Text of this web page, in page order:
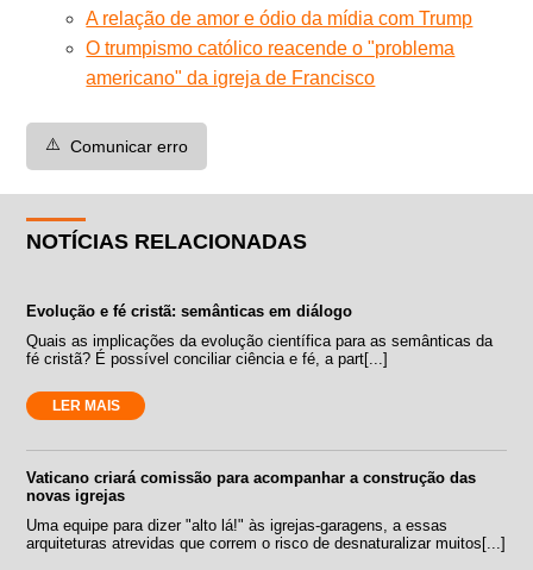
A relação de amor e ódio da mídia com Trump
O trumpismo católico reacende o "problema
americano" da igreja de Francisco
⚠️ Comunicar erro
NOTÍCIAS RELACIONADAS
Evolução e fé cristã: semânticas em diálogo
Quais as implicações da evolução científica para as semânticas da
fé cristã? É possível conciliar ciência e fé, a part[...]
LER MAIS
Vaticano criará comissão para acompanhar a construção das
novas igrejas
Uma equipe para dizer "alto lá!" às igrejas-garagens, a essas
arquiteturas atrevidas que correm o risco de desnaturalizar muitos[...]